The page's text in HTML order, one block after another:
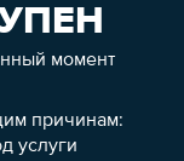
момент
причинам:
услуги